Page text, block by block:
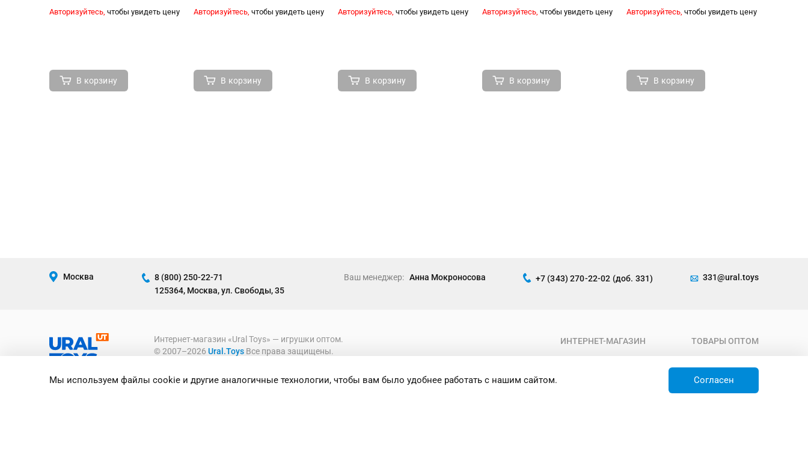
Авторизуйтесь, чтобы увидеть цену
В корзину
Авторизуйтесь, чтобы увидеть цену
В корзину
Авторизуйтесь, чтобы увидеть цену
В корзину
Авторизуйтесь, чтобы увидеть цену
В корзину
Авторизуйтесь, чтобы увидеть цену
В корзину
Москва
8 (800) 250-22-71
125364, Москва, ул. Свободы, 35
Ваш менеджер: Анна Мокроносова +7 (343) 270-22-02 (доб. 331) 331@ural.toys
Интернет-магазин «Ural Toys» ― игрушки оптом.
© 2007–2026 Ural.Toys Все права защищены.
Предоставленная на сайте информация носит исключительно
ИНТЕРНЕТ-МАГАЗИН
ТОВАРЫ ОПТОМ
Новинки
Товары недели
Мы используем файлы cookie и другие аналогичные технологии, чтобы вам было удобнее работать с нашим сайтом. Согласен